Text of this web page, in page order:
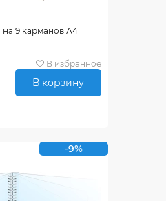
9 карманов А4
В избранное
В корзину
-9%